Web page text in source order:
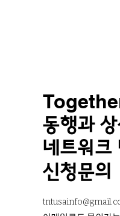
동행과
네트워크
신청문의